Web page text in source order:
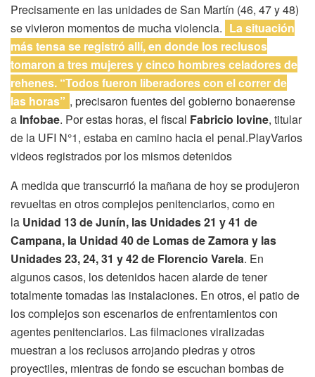
Precisamente en las unidades de San Martín (46, 47 y 48)
se vivieron momentos de mucha violencia. La situación
más tensa se registró allí, en donde los reclusos
tomaron a tres mujeres y cinco hombres celadores de
rehenes. “Todos fueron liberadores con el correr de
las horas” , precisaron fuentes del gobierno bonaerense
a Infobae. Por estas horas, el fiscal Fabricio Iovine, titular
de la UFI N°1, estaba en camino hacia el penal.PlayVarios
videos registrados por los mismos detenidos
A medida que transcurrió la mañana de hoy se produjeron
revueltas en otros complejos penitenciarios, como en
la Unidad 13 de Junín, las Unidades 21 y 41 de
Campana, la Unidad 40 de Lomas de Zamora y las
Unidades 23, 24, 31 y 42 de Florencio Varela. En
algunos casos, los detenidos hacen alarde de tener
totalmente tomadas las instalaciones. En otros, el patio de
los complejos son escenarios de enfrentamientos con
agentes penitenciarios. Las filmaciones viralizadas
muestran a los reclusos arrojando piedras y otros
proyectiles, mientras de fondo se escuchan bombas de